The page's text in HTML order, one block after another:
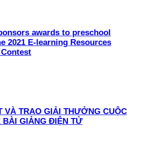
awards to preschool
2021 E-learning Resources
VÀ TRAO GIẢI THƯỞNG CUỘC
BÀI GIẢNG ĐIỆN TỬ